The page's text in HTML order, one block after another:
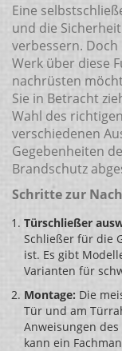
Eine
und die
verbessern.
Werk über diese
nachrüsten
Sie in Betracht
Wahl des
verschiedenen
Gegebenheiten
Brandschutz
Schritte zur
Türschließer
Schließer für die
ist. Es gibt
Varianten für
Montage: Die
Tür und am
Anweisungen
kann ein